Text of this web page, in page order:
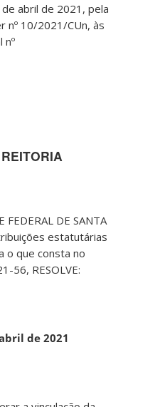
abril de 2021, pela
nº 10/2021/CUn, às
nº
FEDERAL DE SANTA
estatutárias
o que consta no
56, RESOLVE:
de 2021